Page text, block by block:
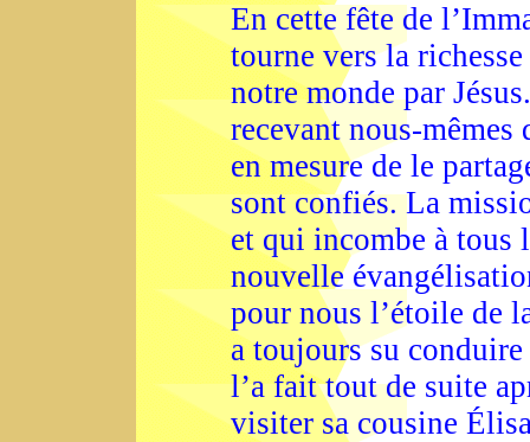
En cette fête de
tourne vers la
notre monde par
recevant nous-mêmes
en mesure de le
sont confiés. La
et qui incombe à tous
nouvelle
pour nous l’étoile de
a toujours su
l’a fait tout de suite
visiter sa cousine